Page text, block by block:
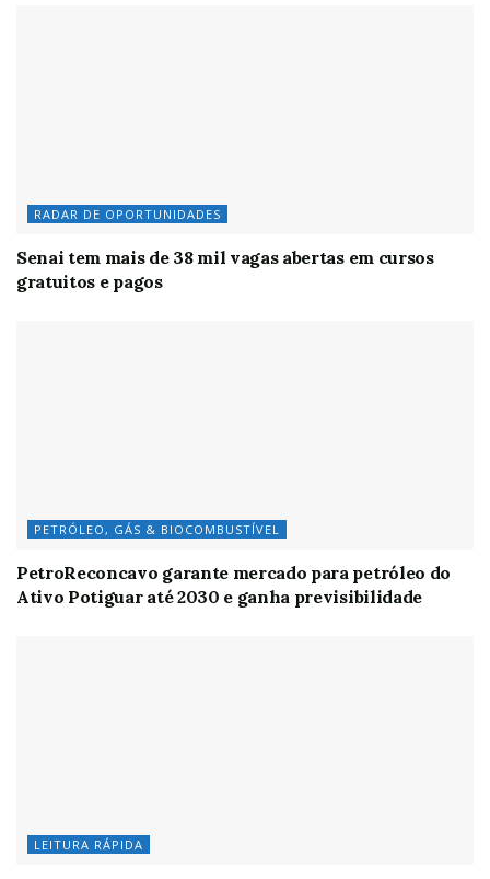
RADAR DE OPORTUNIDADES
Senai tem mais de 38 mil vagas abertas em cursos
gratuitos e pagos
PETRÓLEO, GÁS & BIOCOMBUSTÍVEL
PetroReconcavo garante mercado para petróleo do
Ativo Potiguar até 2030 e ganha previsibilidade
LEITURA RÁPIDA